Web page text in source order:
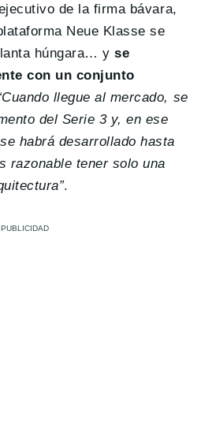
de la firma bávara,
Neue Klasse se
húngara… yse
con un conjunto
llegue al mercado, se
del Serie 3 y, en ese
habrá desarrollado hasta
razonable tener solo una
.